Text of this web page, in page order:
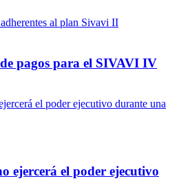
pagos para el SIVAVI IV
ejercerá el poder ejecutivo